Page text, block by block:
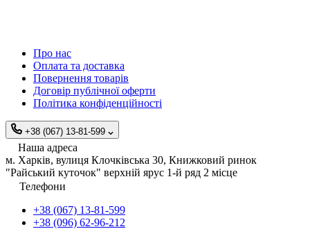
Про нас
Оплата та доставка
Повернення товарів
Договір публічної оферти
Політика конфіденційності
+38 (067) 13-81-599
Наша адреса
м. Харків, вулиця Клочківська 30, Книжковий ринок
"Райський куточок" верхній ярус 1-й ряд 2 місце
Телефони
+38 (067) 13-81-599
+38 (096) 62-96-212